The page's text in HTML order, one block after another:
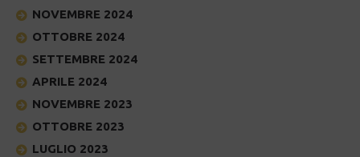
NOVEMBRE 2024
OTTOBRE 2024
SETTEMBRE 2024
APRILE 2024
NOVEMBRE 2023
OTTOBRE 2023
LUGLIO 2023